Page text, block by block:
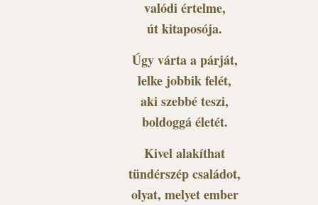
valódi értelme,
út kitaposója.
Úgy várta a párját,
lelke jobbik felét,
aki szebbé teszi,
boldoggá életét.
Kivel alakíthat
tündérszép családot,
olyat, melyet ember